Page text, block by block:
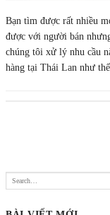
Bạn tìm được rất nhiều
được với người bán
chúng tôi xử lý nhu cầu
hàng tại Thái Lan như